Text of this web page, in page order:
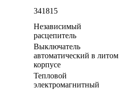
341815
Независимый
расцепитель
Выключатель
автоматический в литом
корпусе
Тепловой
электромагнитный